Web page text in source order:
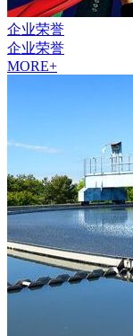
企业荣誉
企业荣誉
MORE+